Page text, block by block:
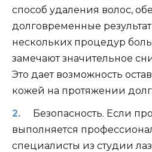
способ удаления волос,
долговременные
нескольких процедур
замечают значительное
Это дает возможность
кожей на протяжении
Безопасность. Если
выполняется
специалисты из студии